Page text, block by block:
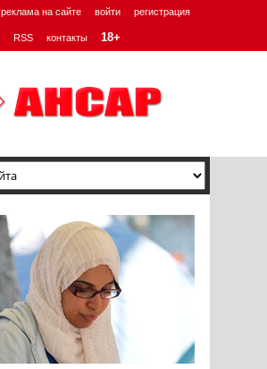
реклама на сайте войти регистрация
RSS контакты 18+